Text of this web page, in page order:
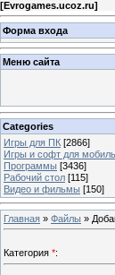
[Evrogames.ucoz.ru]
Форма входа
Меню сайта
Categories
Игры для ПК [2866]
Игры и софт для
Программы [3436]
Рабочий стол [115]
Видео и фильмы [150]
Главная » Файлы »